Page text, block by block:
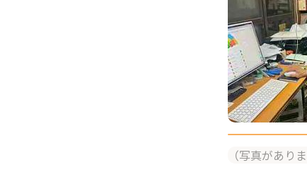
（写真があり